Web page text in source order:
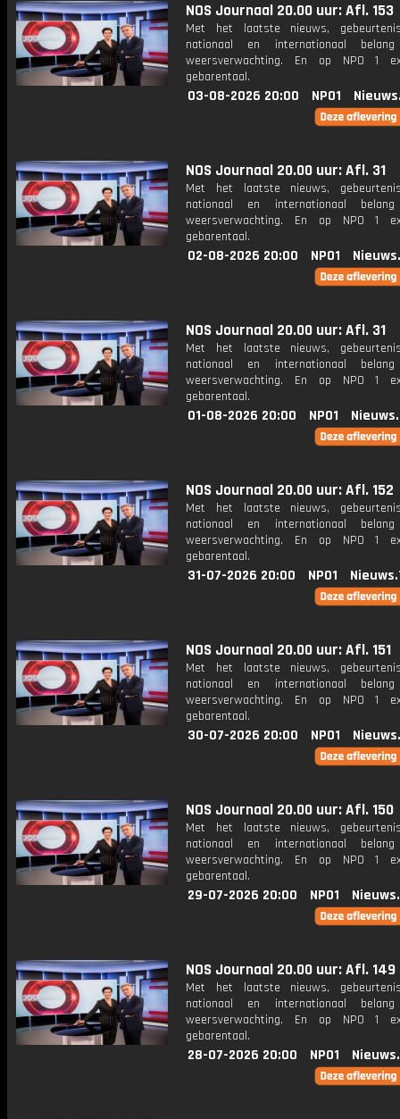
NOS Journaal 20.00 uur: Afl. 153
Met het laatste nieuws,
nationaal en internationaal
weersverwachting. En op NPO 1
gebarentaal.
03-08-2026 20:00 NPO1
NOS Journaal 20.00 uur: Afl. 31
Met het laatste nieuws,
nationaal en internationaal
weersverwachting. En op NPO 1
gebarentaal.
02-08-2026 20:00 NPO1
NOS Journaal 20.00 uur: Afl. 31
Met het laatste nieuws,
nationaal en internationaal
weersverwachting. En op NPO 1
gebarentaal.
01-08-2026 20:00 NPO1
NOS Journaal 20.00 uur: Afl. 152
Met het laatste nieuws,
nationaal en internationaal
weersverwachting. En op NPO 1
gebarentaal.
31-07-2026 20:00 NPO1
NOS Journaal 20.00 uur: Afl. 151
Met het laatste nieuws,
nationaal en internationaal
weersverwachting. En op NPO 1
gebarentaal.
30-07-2026 20:00 NPO1
NOS Journaal 20.00 uur: Afl. 150
Met het laatste nieuws,
nationaal en internationaal
weersverwachting. En op NPO 1
gebarentaal.
29-07-2026 20:00 NPO1
NOS Journaal 20.00 uur: Afl. 149
Met het laatste nieuws,
nationaal en internationaal
weersverwachting. En op NPO 1
gebarentaal.
28-07-2026 20:00 NPO1